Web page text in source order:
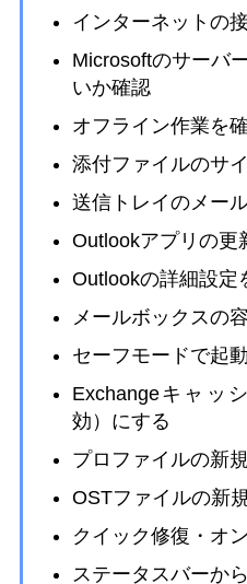
インターネットの
Microsoftのサーバ
いか確認
オフライン作業を
添付ファイルのサ
送信トレイのメー
Outlookアプリの更
Outlookの詳細設定
メールボックスの
セーフモードで起動
Exchangeキャッ
効）にする
プロファイルの新
OSTファイルの新
クイック修復・オ
ステータスバーか